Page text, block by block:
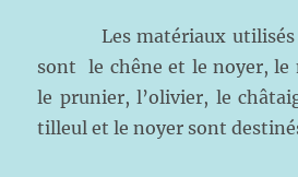
Les matériaux utilisés
sont le chêne et le noyer, le
le prunier, l’olivier, le
tilleul et le noyer sont